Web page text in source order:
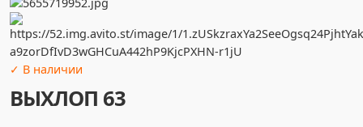
✓ В наличии
ВЫХЛОП 63